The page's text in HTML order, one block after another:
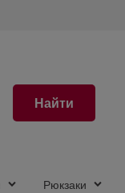
Найти
Рюкзаки